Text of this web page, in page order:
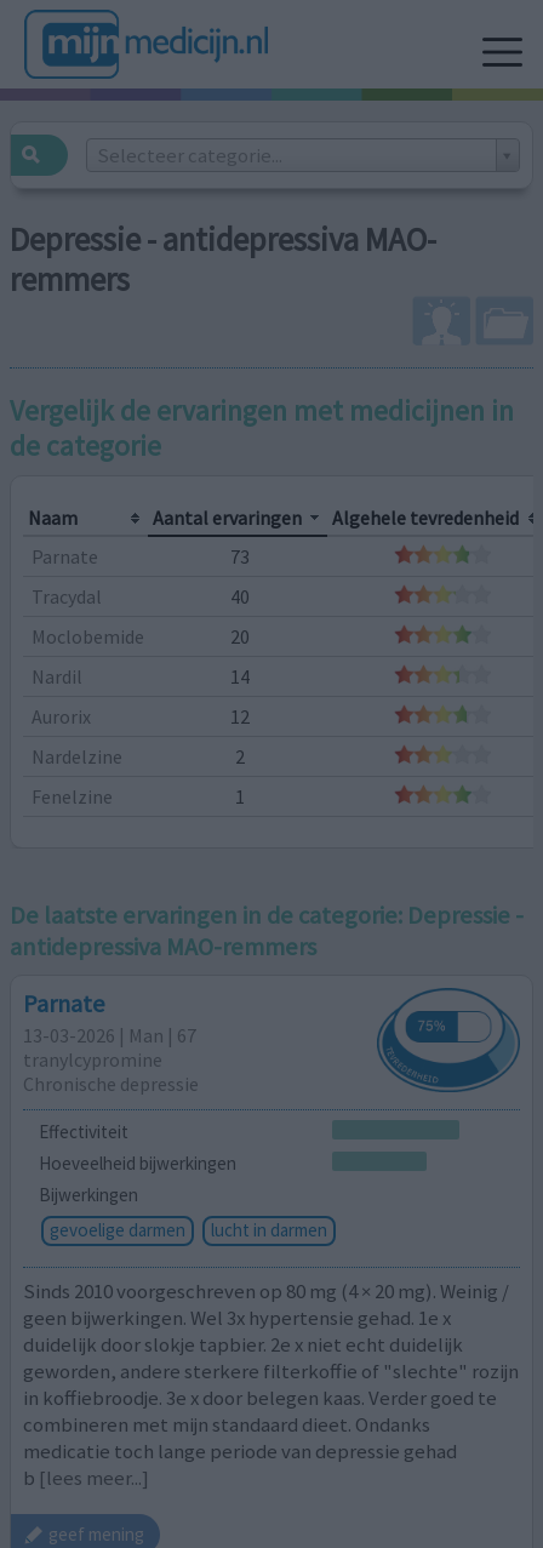
Selecteer categorie...
Depressie - antidepressiva MAO-
remmers
Vergelijk de ervaringen met medicijnen in
de categorie
Naam Aantal ervaringen
Algehele tevredenheid
Parnate
73
Tracydal
40
Moclobemide
20
Nardil
14
Aurorix
12
Nardelzine
2
Fenelzine
1
De laatste ervaringen in de categorie: Depressie -
antidepressiva MAO-remmers
Parnate
13-03-2026 | Man | 67
tranylcypromine
Chronische depressie
Effectiviteit
Hoeveelheid bijwerkingen
Bijwerkingen
gevoelige darmen
lucht in darmen
Sinds 2010 voorgeschreven op 80 mg (4 × 20 mg). Weinig /
geen bijwerkingen. Wel 3x hypertensie gehad. 1e x
duidelijk door slokje tapbier. 2e x niet echt duidelijk
geworden, andere sterkere filterkoffie of "slechte" rozijn
in koffiebroodje. 3e x door belegen kaas. Verder goed te
combineren met mijn standaard dieet. Ondanks
medicatie toch lange periode van depressie gehad
b [lees meer...]
geef mening